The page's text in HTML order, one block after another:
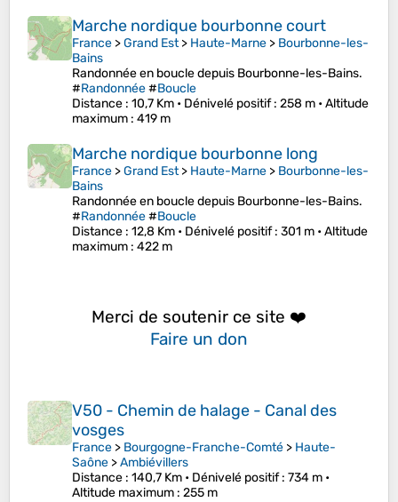
Marche nordique bourbonne court
France >Grand Est> Haute-Marne > Bourbonne-les-
Bains
Randonnée en boucle depuis Bourbonne-les-Bains.
#Randonnée#Boucle
Distance : 10,7 Km • Dénivelé positif: 258 m •Altitude
maximum : 419 m
Marche nordique bourbonne long
France >Grand Est> Haute-Marne > Bourbonne-les-
Bains
Randonnée en boucle depuis Bourbonne-les-Bains.
#Randonnée#Boucle
Distance : 12,8 Km • Dénivelé positif: 301 m •Altitude
maximum : 422 m
Merci de soutenir ce site ❤️
Faire un don
V50 - Chemin de halage - Canal des
vosges
France > Bourgogne-Franche-Comté > Haute-
Saône >Ambiévillers
Distance : 140,7 Km • Dénivelé positif: 734 m •
Altitude maximum : 255 m